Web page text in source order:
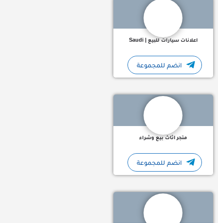
اعلانات سيارات للبيع | Saudi
انضم للمجموعة
متجر اثاث بيع وشراء
مرحبًا بكم في متجر الأثاث! - *بيع وشراء الأثاث المستعمل
انضم للمجموعة
قروب جمله من المصنع للتجار هو المعرض الالكتروني لشركة